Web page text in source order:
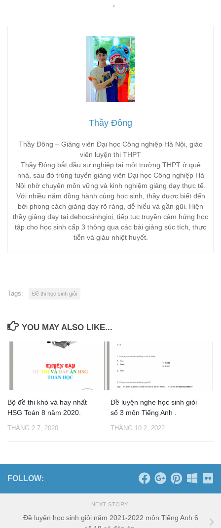
Thầy Đông
Thầy Đông – Giảng viên Đại học Công nghiệp Hà Nội, giáo
viên luyện thi THPT
Thầy Đông bắt đầu sự nghiệp tại một trường THPT ở quê
nhà, sau đó trúng tuyển giảng viên Đại học Công nghiệp Hà
Nội nhờ chuyên môn vững và kinh nghiệm giảng dạy thực tế.
Với nhiều năm đồng hành cùng học sinh, thầy được biết đến
bởi phong cách giảng dạy rõ ràng, dễ hiểu và gần gũi. Hiện
thầy giảng dạy tại dehocsinhgioi, tiếp tục truyền cảm hứng học
tập cho học sinh cấp 3 thông qua các bài giảng súc tích, thực
tiễn và giàu nhiệt huyết.
Tags: Đề thi học sinh giỏi
YOU MAY ALSO LIKE...
Bộ đề thi khó và hay nhất
HSG Toán 8 năm 2020.
THÁNG 2 7, 2020
Đề luyện nghe học sinh giỏi
số 3 môn Tiếng Anh .
THÁNG 10 2, 2022
FOLLOW:
NEXT STORY
Đề luyện học sinh giỏi năm 2021-2022 môn Tiếng Anh 6